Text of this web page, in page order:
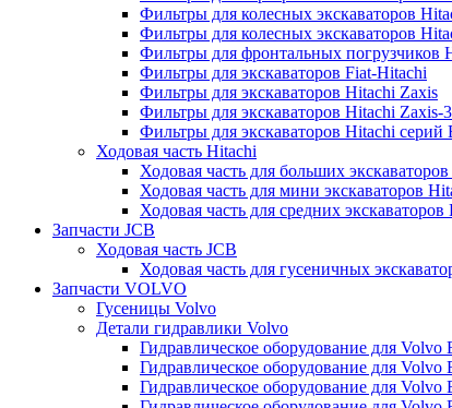
Фильтры для колесных экскаваторов
Фильтры для колесных экскаваторов
Фильтры для фронтальных погрузчиков
Фильтры для экскаваторов Fiat-Hitachi
Фильтры для экскаваторов Hitachi Zaxis
Фильтры для экскаваторов Hitachi Zaxis-
Фильтры для экскаваторов Hitachi
Ходовая часть Hitachi
Ходовая часть для больших
Ходовая часть для мини экскаваторов
Ходовая часть для средних экскаваторов
Запчасти JCB
Ходовая часть JCB
Ходовая часть для гусеничных
Запчасти VOLVO
Гусеницы Volvo
Детали гидравлики Volvo
Гидравлическое оборудование для Volvo
Гидравлическое оборудование для
Гидравлическое оборудование для Volvo